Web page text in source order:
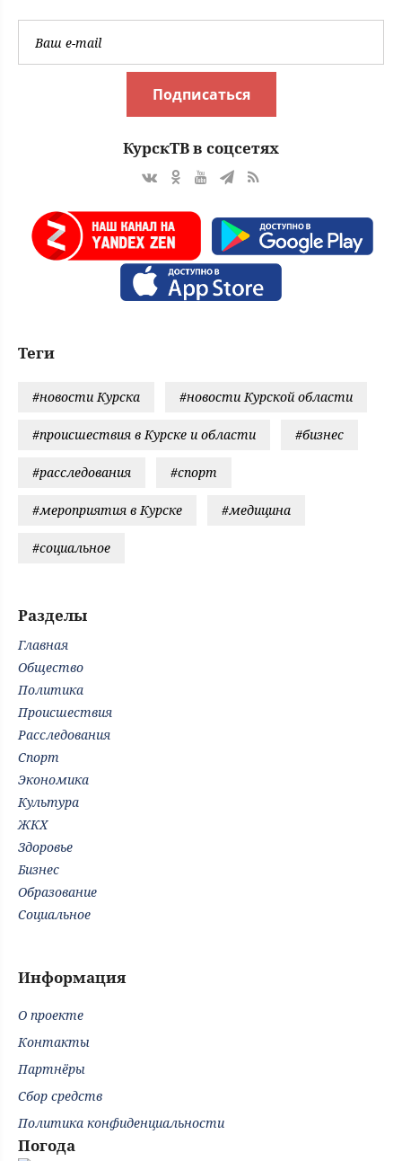
Подписаться
КурскТВ в соцсетях
Теги
#новости Курска #новости Курской области
#происшествия в Курске и области #бизнес
#расследования #спорт
#мероприятия в Курске #медицина
#социальное
Разделы
Главная
Общество
Политика
Происшествия
Расследования
Спорт
Экономика
Культура
ЖКХ
Здоровье
Бизнес
Образование
Социальное
Информация
О проекте
Контакты
Партнёры
Сбор средств
Политика конфиденциальности
Погода